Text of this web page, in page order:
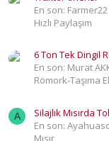
En son: Farmer22
Hızlı Paylaşım
6 Ton Tek Dingil
En son: Murat
Römork-Taşıma
A
Silajlık Mısırda
En son:
Mısır